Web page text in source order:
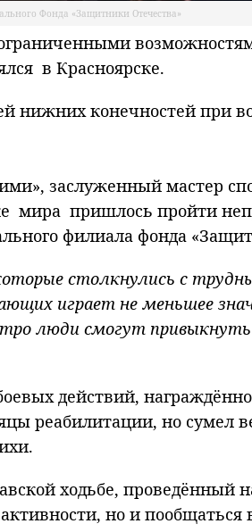
Фонда «Защитники Отечества»
в Красноярске.
нижних конечностей при
заслуженный мастер
мира пришлось пройти
филиала фонда
столкнулись с
играет не меньшее
люди смогут
действий,
реабилитации, но сумел
ходьбе, проведённый
но и